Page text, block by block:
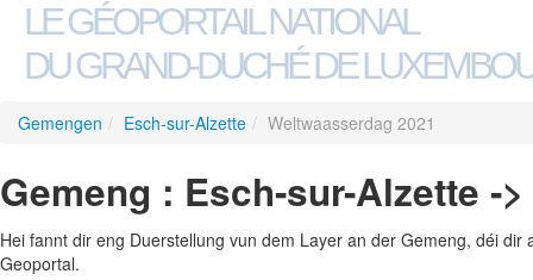
LE GÉOPORTAIL NATIONAL
DU GRAND-DUCHÉ DE
Gemengen / Esch-sur-Alzette / Weltwaasserdag 2021
Gemeng : Esch-sur-Alzette -
Hei fannt dir eng Duerstellung vun dem Layer an der Gemeng, déi
Geoportal.